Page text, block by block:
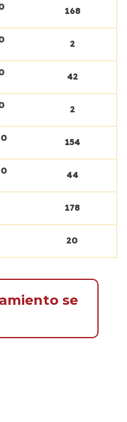
168
2
42
2
154
44
178
20
se